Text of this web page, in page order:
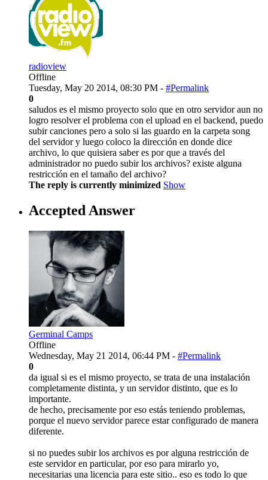
radioview
Offline
Tuesday, May 20 2014, 08:30 PM - #Permalink
0
saludos es el mismo proyecto solo que en otro servidor aun no
logro resolver el problema con el upload en el backend, puedo
subir canciones pero a solo si las guardo en la carpeta song
del servidor y luego coloco la dirección en donde dice
archivo, lo que quisiera saber es por que a través del
administrador no puedo subir los archivos? existe alguna
restricción en el tamaño del archivo?
The reply is currently minimized Show
Accepted Answer
Germinal Camps
Offline
Wednesday, May 21 2014, 06:44 PM - #Permalink
0
da igual si es el mismo proyecto, se trata de una instalación
completamente distinta, y un servidor distinto, que es lo
importante.
de hecho, precisamente por eso estás teniendo problemas,
porque el nuevo servidor parece estar configurado de manera
diferente.
si no puedes subir los archivos es por alguna restricción de
este servidor en particular, por eso para mirarlo yo,
necesitarias una licencia para este sitio.. eso es todo lo que